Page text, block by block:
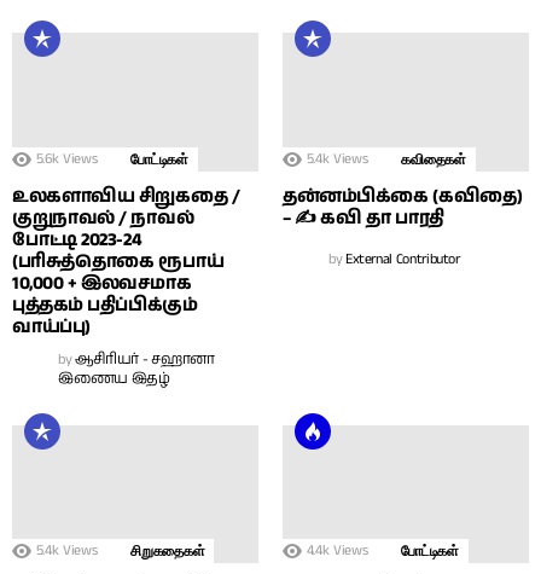
5.6k Views போட்டிகள்
உலகளாவிய சிறுகதை /
குறுநாவல் / நாவல்
போட்டி 2023-24
(பரிசுத்தொகை ரூபாய்
10,000 + இலவசமாக
புத்தகம் பதிப்பிக்கும்
வாய்ப்பு)
byஆசிரியர் - சஹானா
இணைய இதழ்
5.4k Views கவிதைகள்
தன்னம்பிக்கை (கவிதை)
– ✍ கவி தா பாரதி
byExternal Contributor
5.4k Views சிறுகதைகள் 4.4k Views போட்டிகள்